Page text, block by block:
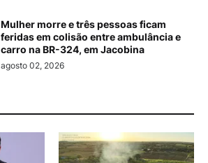
Mulher morre e três pessoas ficam
feridas em colisão entre ambulância e
carro na BR-324, em Jacobina
agosto 02, 2026